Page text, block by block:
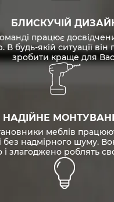
БЛИСКУЧІЙ
працює
В будь-якій ситуації він
зробити краще для
НАДІЙНЕ
меблів
без надмірного шуму.
і злагоджено роблять